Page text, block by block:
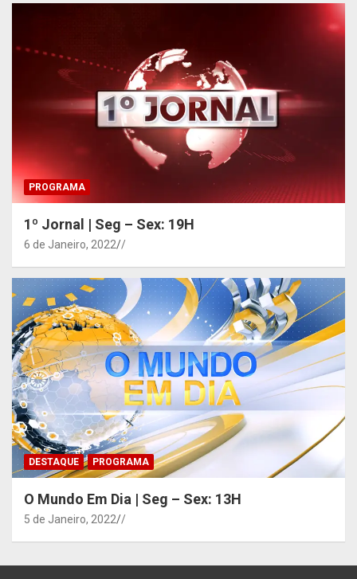
PROGRAMA
1º Jornal | Seg – Sex: 19H
6 de Janeiro, 2022 /
DESTAQUE PROGRAMA
O Mundo Em Dia | Seg – Sex: 13H
5 de Janeiro, 2022 /